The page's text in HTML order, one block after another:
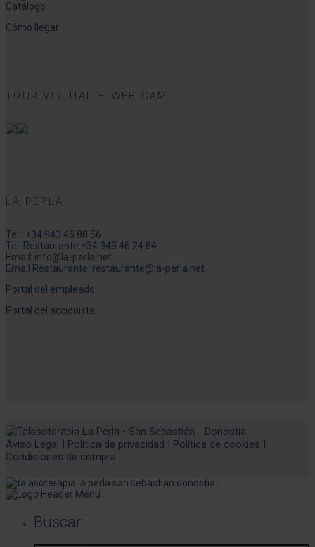
Catálogo
Cómo llegar
TOUR VIRTUAL – WEB CAM
LA PERLA
Tel.: +34 943 45 88 56
Tel. Restaurante:+34 943 46 24 84
Email: info@la-perla.net
Email Restaurante: restaurante@la-perla.net
Portal del empleado
Portal del accionista
Aviso Legal | Política de privacidad | Política de cookies |
Condiciones de compra
Buscar